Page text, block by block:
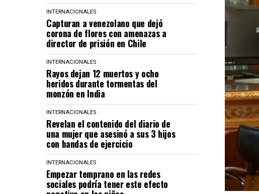
INTERNACIONALES
Capturan a venezolano que dejó
corona de flores con amenazas a
director de prisión en Chile
INTERNACIONALES
Rayos dejan 12 muertos y ocho
heridos durante tormentas del
monzón en India
INTERNACIONALES
Revelan el contenido del diario de
una mujer que asesinó a sus 3 hijos
con bandas de ejercicio
INTERNACIONALES
Empezar temprano en las redes
sociales podría tener este efecto